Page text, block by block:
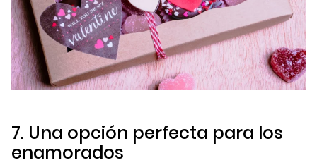
7. Una opción perfecta para los
enamorados